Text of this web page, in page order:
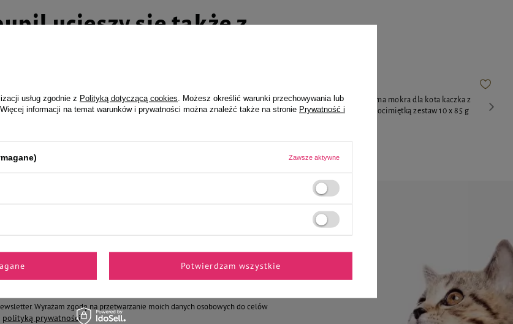
ucieszy się także z...
kota
z jagodami zestaw
MAU Mus Karma mokra dla kota sarna z
fioletową marchewką i kolendrą zestaw 10 x 85
MAU Mus Karma mokra dla kota kaczka z
tymiankiem i kocimiętką zestaw 10 x 85 g
40,30 zł
Podaj swój adres e-mail
Wyrażam zgodę na przetwarzanie moich danych osobowych do celów
polityką prywatności
usług zgodnie z Polityką dotyczącą cookies . Możesz określić warunki przechowywania lub
informacji na temat warunków i prywatności można znaleźć także na stronie Prywatność i
Zawsze aktywne
Potwierdzam wszystkie